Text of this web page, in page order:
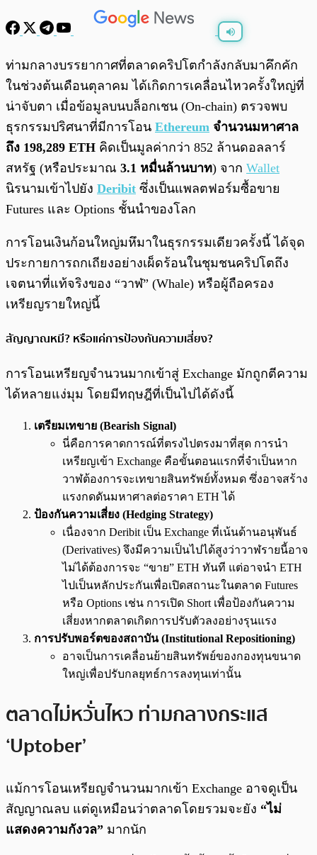
0:00 /0:00
ท่ามกลางบรรยากาศที่ตลาดคริปโตกำลังกลับมาคึกคัก
ในช่วงต้นเดือนตุลาคม ได้เกิดการเคลื่อนไหวครั้งใหญ่ที่
น่าจับตา เมื่อข้อมูลบนบล็อกเชน (On-chain) ตรวจพบ
ธุรกรรมปริศนาที่มีการโอน Ethereum จำนวนมหาศาล
ถึง 198,289 ETH คิดเป็นมูลค่ากว่า 852 ล้านดอลลาร์
สหรัฐ (หรือประมาณ 3.1 หมื่นล้านบาท) จาก Wallet
นิรนามเข้าไปยัง Deribit ซึ่งเป็นแพลตฟอร์มซื้อขาย
Futures และ Options ชั้นนำของโลก
การโอนเงินก้อนใหญ่มหึมาในธุรกรรมเดียวครั้งนี้ ได้จุด
ประกายการถกเถียงอย่างเผ็ดร้อนในชุมชนคริปโตถึง
เจตนาที่แท้จริงของ “วาฬ” (Whale) หรือผู้ถือครอง
เหรียญรายใหญ่นี้
สัญญาณหมี? หรือแค่การป้องกันความเสี่ยง?
การโอนเหรียญจำนวนมากเข้าสู่ Exchange มักถูกตีความ
ได้หลายแง่มุม โดยมีทฤษฎีที่เป็นไปได้ดังนี้
เตรียมเทขาย (Bearish Signal)
นี่คือการคาดการณ์ที่ตรงไปตรงมาที่สุด การนำ
เหรียญเข้า Exchange คือขั้นตอนแรกที่จำเป็นหาก
วาฬต้องการจะเทขายสินทรัพย์ทั้งหมด ซึ่งอาจสร้าง
แรงกดดันมหาศาลต่อราคา ETH ได้
ป้องกันความเสี่ยง (Hedging Strategy)
เนื่องจาก Deribit เป็น Exchange ที่เน้นด้านอนุพันธ์
(Derivatives) จึงมีความเป็นไปได้สูงว่าวาฬรายนี้อาจ
ไม่ได้ต้องการจะ “ขาย” ETH ทันที แต่อาจนำ ETH
ไปเป็นหลักประกันเพื่อเปิดสถานะในตลาด Futures
หรือ Options เช่น การเปิด Short เพื่อป้องกันความ
เสี่ยงหากตลาดเกิดการปรับตัวลงอย่างรุนแรง
การปรับพอร์ตของสถาบัน (Institutional Repositioning)
อาจเป็นการเคลื่อนย้ายสินทรัพย์ของกองทุนขนาด
ใหญ่เพื่อปรับกลยุทธ์การลงทุนเท่านั้น
ตลาดไม่หวั่นไหว ท่ามกลางกระแส
‘Uptober’
แม้การโอนเหรียญจำนวนมากเข้า Exchange อาจดูเป็น
สัญญาณลบ แต่ดูเหมือนว่าตลาดโดยรวมจะยัง “ไม่
แสดงความกังวล” มากนัก